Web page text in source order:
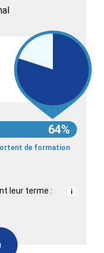
64%
de formation
leur terme :